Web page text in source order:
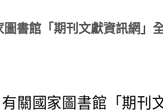
圖書館「期刊文獻資訊網」
有關國家圖書館「期刊